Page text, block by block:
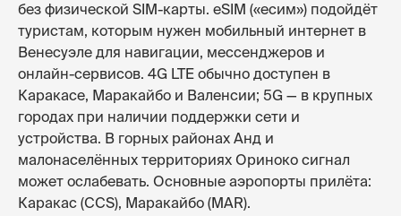
без физической SIM-карты. eSIM («есим») подойдёт
туристам, которым нужен мобильный интернет в
Венесуэле для навигации, мессенджеров и
онлайн-сервисов. 4G LTE обычно доступен в
Каракасе, Маракайбо и Валенсии; 5G — в крупных
городах при наличии поддержки сети и
устройства. В горных районах Анд и
малонаселённых территориях Ориноко сигнал
может ослабевать. Основные аэропорты прилёта:
Каракас (CCS), Маракайбо (MAR).